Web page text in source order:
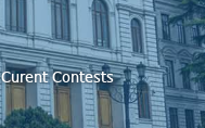
Curent Contests